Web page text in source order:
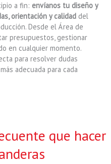
a fin: envíanos tu diseño y
orientación y calidad del
Desde el Área de
presupuestos, gestionar
en cualquier momento.
para resolver dudas
adecuada para cada
que hacer